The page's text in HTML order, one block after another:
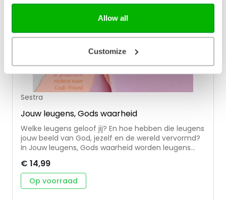
Allow all
Customize
Sestra
Jouw leugens, Gods waarheid
Welke leugens geloof jij? En hoe hebben die leugens
jouw beeld van God, jezelf en de wereld vervormd?
In Jouw leugens, Gods waarheid worden leugens
haar denken te vernieuwen aan de hand van het
Woord van God. Een lange tijd heeft de auteur zelf
ook veel leugens leven geloofd. Onbewust had dit
€ 14,99
Op voorraad